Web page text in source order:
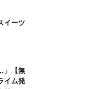
イーツ
」【無
イム発